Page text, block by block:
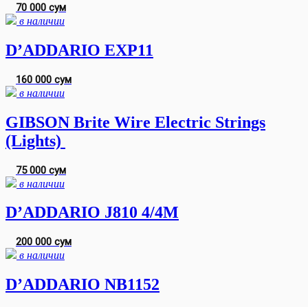
70 000 сум
в наличии
D’ADDARIO EXP11
160 000 сум
в наличии
GIBSON Brite Wire Electric Strings
(Lights)
75 000 сум
в наличии
D’ADDARIO J810 4/4M
200 000 сум
в наличии
D’ADDARIO NB1152